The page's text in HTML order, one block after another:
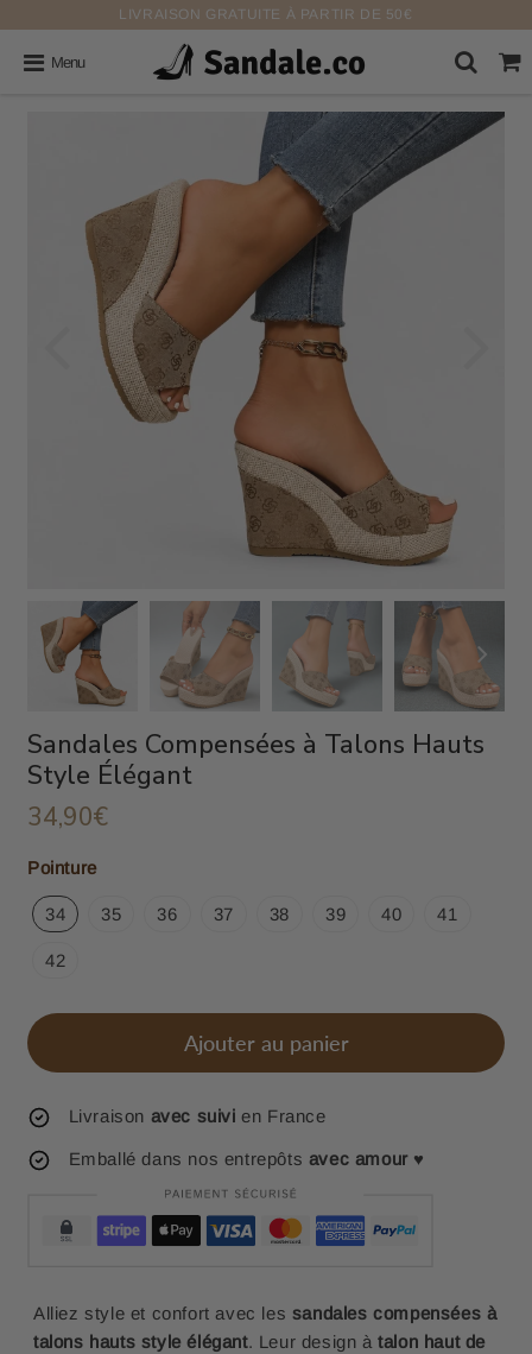
LIVRAISON GRATUITE À PARTIR DE 50€
Menu
Sandales Compensées à Talons Hauts
Style Élégant
34,90€
price
Pointure
34 35 36 37 38 39 40 41
42
Ajouter au panier
Livraison avec suivi en France
Emballé dans nos entrepôts avec amour ♥
Alliez style et confort avec les sandales compensées à
talons hauts style élégant. Leur design àtalon haut de